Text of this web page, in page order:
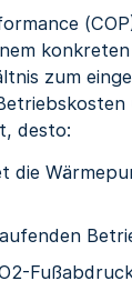
zum
desto: